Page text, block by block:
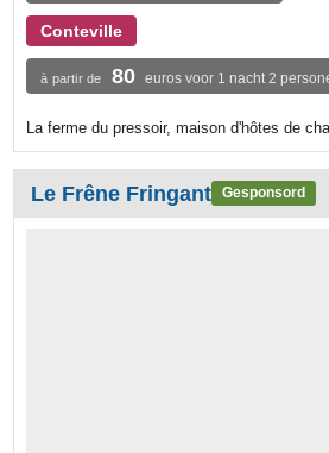
Conteville
à partir de 80 euros voor 1 nacht 2
La ferme du pressoir, maison d'hôtes de
Le Frêne Fringant Gesponsord